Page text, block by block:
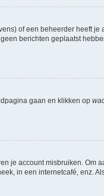
of een beheerder heeft je
berichten geplaatst
gaan en klikken op
je account misbruiken. Om
in een internetcafé, enz.